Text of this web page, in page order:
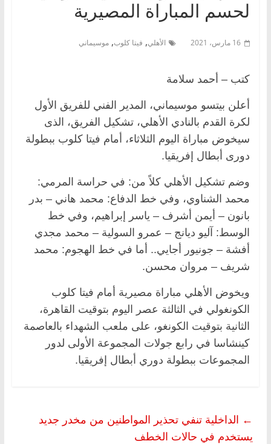
لحسم المباراة المصيرية
16 مارس، 2021 الأهلي, فيتا كلوب, موسيماني
كتب – أحمد سلامة
أعلن بيتسو موسيماني، المدير الفني للفريق الأول
لكرة القدم بالنادي الأهلي، تشكيل الفريق، الذى
سيخوض مباراة اليوم الثلاثاء، أمام فيتا كلوب ببطولة
دورى أبطال إفريقيا.
وضم تشكيل الأهلي كلاً من: في حراسة المرمي:
محمد الشناوي، وفي خط الدفاع: محمد هاني – بدر
بانون – أيمن أشرف – ياسر إبراهيم، وفي خط
الوسط: آليو ديانج – عمرو السولية – محمد مجدي
أفشة – جونيور أجايي.. أما في خط الهجوم: محمد
شريف – مروان محسن.
ويخوض الأهلي مباراة مصيرية أمام فيتا كلوب
الكونغولي في الثالثة عصر اليوم بتوقيت القاهرة،
الثانية بتوقيت الكونغو، على ملعب الشهداء بالعاصمة
كينشاسا في رابع جولات المجموعة الأولى لدور
المجموعات ببطولة دوري أبطال إفريقيا.
← الداخلية تنفي تحذير المواطنين من مخدر جديد
يستخدم في حالات الخطف